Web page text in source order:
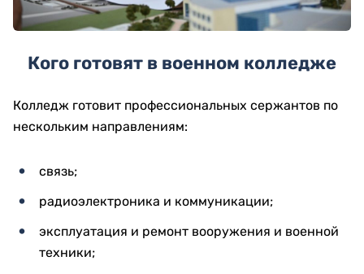
Кого готовят в военном колледже
Колледж готовит профессиональных сержантов по
нескольким направлениям:
связь;
радиоэлектроника и коммуникации;
эксплуатация и ремонт вооружения и военной
техники;